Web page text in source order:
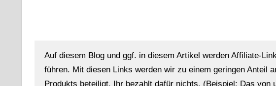
Auf diesem Blog und ggf. in diesem Artikel werden Affiliate-
führen. Mit diesen Links werden wir zu einem geringen Anteil
Produkts beteiligt. Ihr bezahlt dafür nichts. (Beispiel: Das von